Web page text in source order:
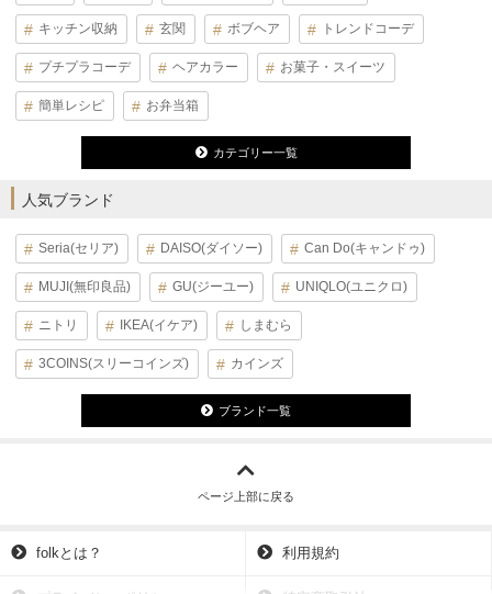
キッチン収納 玄関 ボブヘア トレンドコーデ
プチプラコーデ ヘアカラー お菓子・スイーツ
簡単レシピ お弁当箱
カテゴリー一覧
人気ブランド
Seria(セリア) DAISO(ダイソー) Can Do(キャンドゥ)
MUJI(無印良品) GU(ジーユー) UNIQLO(ユニクロ)
ニトリ IKEA(イケア) しまむら
3COINS(スリーコインズ) カインズ
ブランド一覧
ページ上部に戻る
folkとは？ 利用規約